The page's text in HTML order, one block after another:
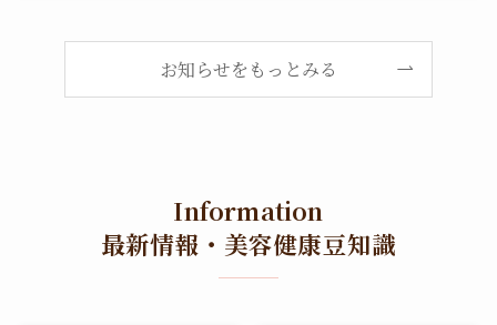
お知らせをもっとみる
Information
最新情報・美容健康豆知識